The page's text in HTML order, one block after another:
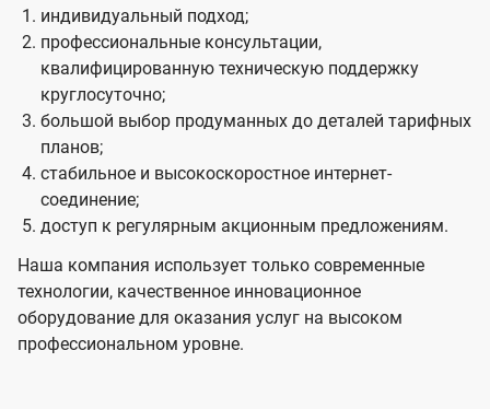
индивидуальный подход;
профессиональные консультации,
квалифицированную техническую поддержку
круглосуточно;
большой выбор продуманных до деталей тарифных
планов;
стабильное и высокоскоростное интернет-
соединение;
доступ к регулярным акционным предложениям.
Наша компания использует только современные
технологии, качественное инновационное
оборудование для оказания услуг на высоком
профессиональном уровне.